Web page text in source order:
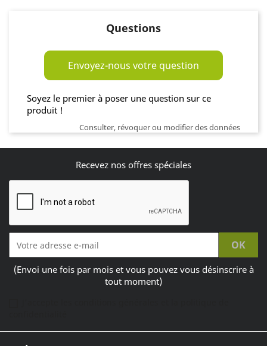
Questions
Envoyez-nous votre question
Soyez le premier à poser une question sur ce
produit !
Consulter, révoquer ou modifier des données
Recevez nos offres spéciales
(Envoi une fois par mois et vous pouvez vous désinscrire à
tout moment)